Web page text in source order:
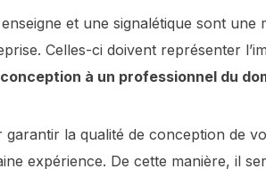
et une signalétique sont
Celles-ci doivent représenter
à un professionnel du
garantir la qualité de conception de
expérience. De cette manière, il